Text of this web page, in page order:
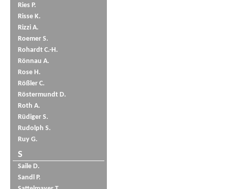
Ries P.
Risse K.
Rizzi A.
Roemer S.
Rohardt C.-H.
Rönnau A.
Rose H.
Rößler C.
Röstermundt D.
Roth A.
Rüdiger S.
Rudolph S.
Ruy G.
S
Saile D.
Sandl P.